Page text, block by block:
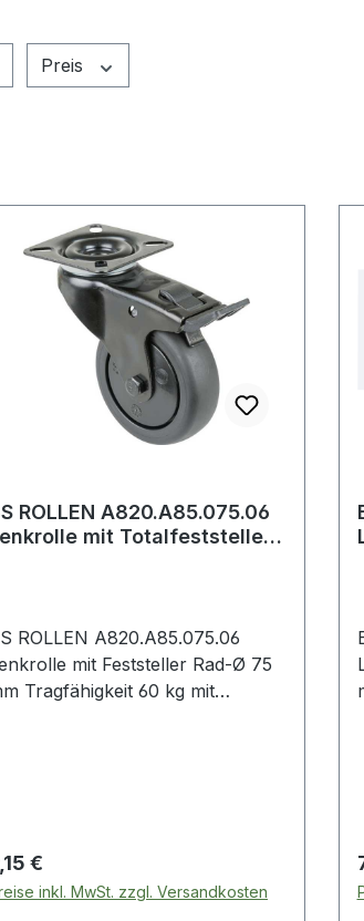
Preis
ROLLEN A820.A85.075.06
mit Totalfeststeller
ROLLEN A820.A85.075.06
mit Feststeller Rad-Ø 75
Tragfähigkeit 60 kg mit
· Kugellager ·
Gummirad
· Radkörper Kunststoff
Preis:
€
inkl. MwSt. zzgl. Versandkosten